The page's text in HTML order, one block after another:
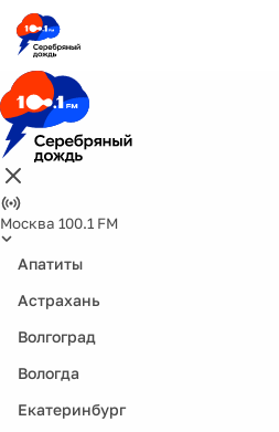
Москва 100.1 FM
Апатиты
Астрахань
Волгоград
Вологда
Екатеринбург